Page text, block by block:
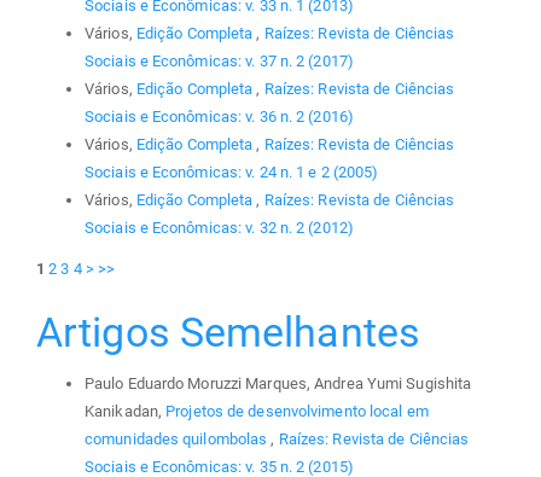
Sociais e Econômicas: v. 33 n. 1 (2013)
Vários, Edição Completa , Raízes: Revista de Ciências
Sociais e Econômicas: v. 37 n. 2 (2017)
Vários, Edição Completa , Raízes: Revista de Ciências
Sociais e Econômicas: v. 36 n. 2 (2016)
Vários, Edição Completa , Raízes: Revista de Ciências
Sociais e Econômicas: v. 24 n. 1 e 2 (2005)
Vários, Edição Completa , Raízes: Revista de Ciências
Sociais e Econômicas: v. 32 n. 2 (2012)
1 2 3 4 > >>
Artigos Semelhantes
Paulo Eduardo Moruzzi Marques, Andrea Yumi Sugishita
Kanikadan, Projetos de desenvolvimento local em
comunidades quilombolas , Raízes: Revista de Ciências
Sociais e Econômicas: v. 35 n. 2 (2015)